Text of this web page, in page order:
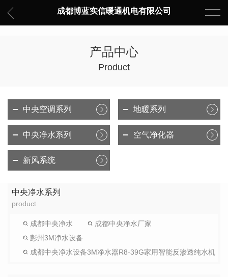
成都博蓝实信暖通机电有限公司
产品中心
Product
中央空调系列 地暖系列
中央净水系列 空气净化器
新风系统
中央净水系列
product
成都中央净水
成都中央净水厂家
彭州3M净水设备
成都中央净水设备3M净水器R8-39G家用智能反渗透纯水机